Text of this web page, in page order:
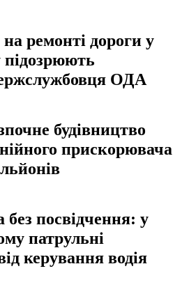
ремонті дороги у
підозрюють
ОДА
будівництво
прискорювача
без посвідчення: у
патрульні
керування водія